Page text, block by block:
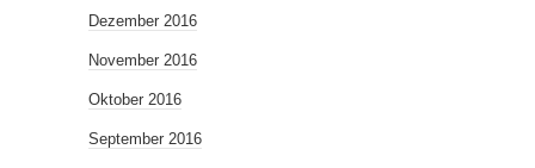
Dezember 2016
November 2016
Oktober 2016
September 2016